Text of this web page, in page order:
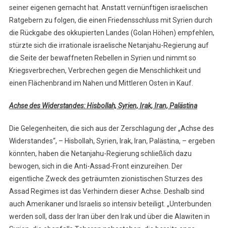
seiner eigenen gemacht hat. Anstatt vernünftigen israelischen
Ratgebern zu folgen, die einen Friedensschluss mit Syrien durch
die Rückgabe des okkupierten Landes (Golan Höhen) empfehlen,
stürzte sich die irrationale israelische Netanjahu-Regierung auf
die Seite der bewaffneten Rebellen in Syrien und nimmt so
Kriegsverbrechen, Verbrechen gegen die Menschlichkeit und
einen Flächenbrand im Nahen und Mittleren Osten in Kauf.
Achse des Widerstandes: Hisbollah, Syrien, Irak, Iran, Palästina
Die Gelegenheiten, die sich aus der Zerschlagung der „Achse des
Widerstandes“, – Hisbollah, Syrien, Irak, Iran, Palästina, – ergeben
könnten, haben die Netanjahu-Regierung schließlich dazu
bewogen, sich in die Anti-Assad-Front einzureihen. Der
eigentliche Zweck des geträumten zionistischen Sturzes des
Assad Regimes ist das Verhindern dieser Achse. Deshalb sind
auch Amerikaner und Israelis so intensiv beteiligt. „Unterbunden
werden soll, dass der Iran über den Irak und über die Alawiten in